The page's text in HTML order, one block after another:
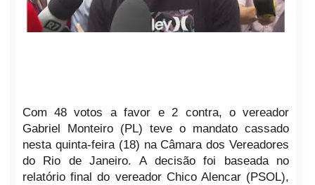
Com 48 votos a favor e 2 contra, o vereador
Gabriel Monteiro (PL) teve o mandato cassado
nesta quinta-feira (18) na Câmara dos Vereadores
do Rio de Janeiro. A decisão foi baseada no
relatório final do vereador Chico Alencar (PSOL),